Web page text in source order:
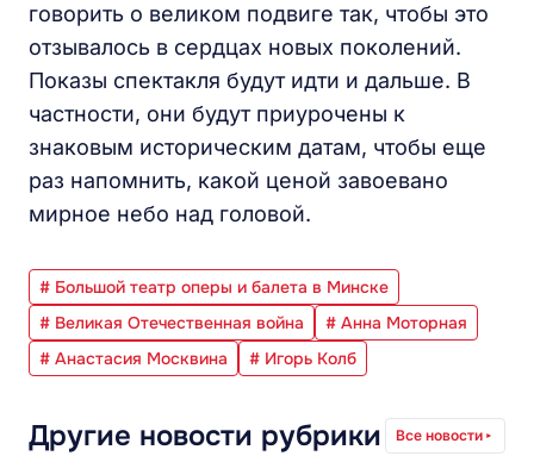
говорить о великом подвиге так, чтобы это
отзывалось в сердцах новых поколений.
Показы спектакля будут идти и дальше. В
частности, они будут приурочены к
знаковым историческим датам, чтобы еще
раз напомнить, какой ценой завоевано
мирное небо над головой.
# Большой театр оперы и балета в Минске
# Великая Отечественная война
# Анна Моторная
# Анастасия Москвина
# Игорь Колб
Другие новости рубрики Все новости